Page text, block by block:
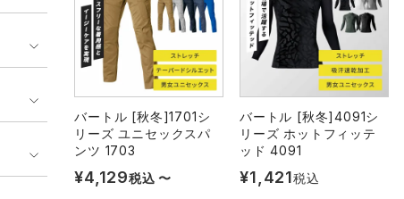
カジュアル
バートル [秋冬]1701シ
リーズ ユニセックスパ
ンツ 1703
¥4,129税込 〜
バートル [秋冬]4091シ
リーズ ホットフィッテ
ッド 4091
¥1,421税込